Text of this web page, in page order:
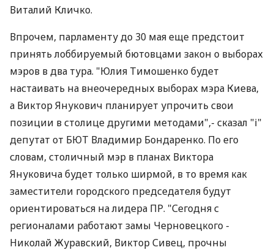
Виталий Кличко.
Впрочем, парламенту до 30 мая еще предстоит
принять лоббируемый бютовцами закон о выборах
мэров в два тура. "Юлия Тимошенко будет
настаивать на внеочередных выборах мэра Киева,
а Виктор Янукович планирует упрочить свои
позиции в столице другими методами",- сказал "і"
депутат от БЮТ Владимир Бондаренко. По его
словам, столичный мэр в планах Виктора
Януковича будет только ширмой, в то время как
заместители городского председателя будут
ориентироваться на лидера ПР. "Сегодня с
регионалами работают замы Черновецкого -
Николай Журавский, Виктор Сивец, прочны